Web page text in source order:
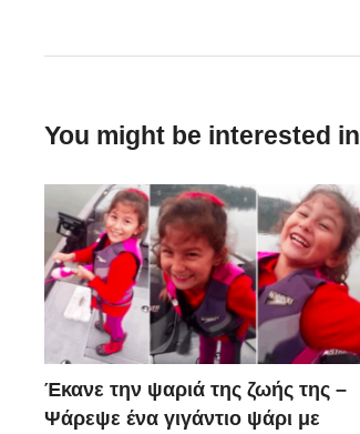
You might be interested in
Έκανε την ψαριά της ζωής της –
Ψάρεψε ένα γιγάντιο ψάρι με